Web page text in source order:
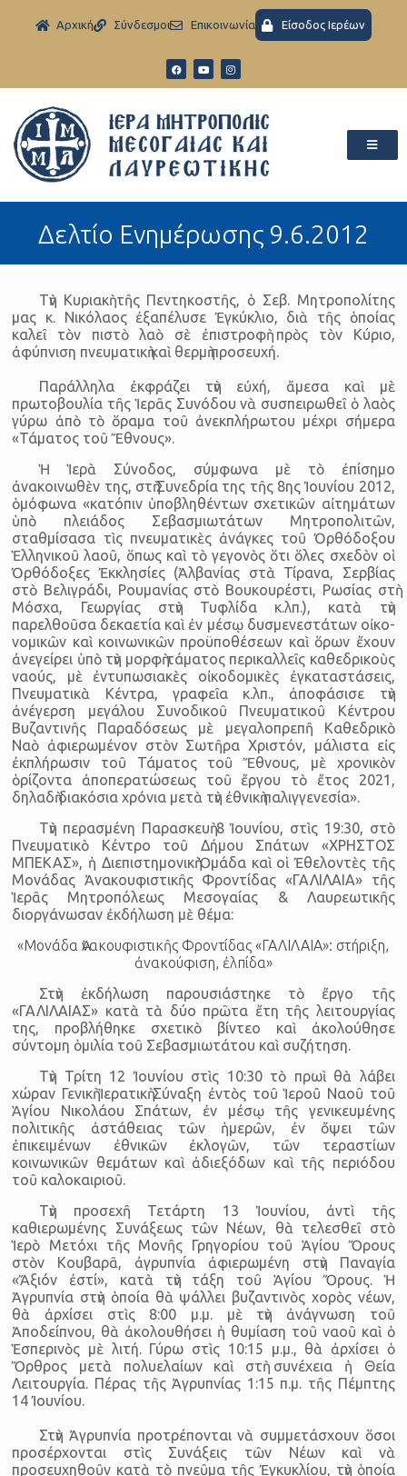
Aρχική Σύνδεσμοι Eπικοινωνία Είσοδος Ιερέων
Δελτίο Ενημέρωσης 9.6.2012
Τὴν Κυριακὴ τῆς Πεντηκοστῆς, ὁ Σεβ. Μητροπολίτης
μας κ. Νικόλαος ἐξα­πέλυσε Ἐγκύκλιο, διὰ τῆς ὁποίας
καλεῖ τὸν πιστὸ λαὸ σὲ ἐπιστροφὴ πρὸς τὸν Κύριο,
ἀφύπνιση πνευματικὴ καὶ θερμὴ προσευχή.
Παράλληλα ἐκφράζει τὴν εὐχή, ἄμεσα καὶ μὲ
πρωτοβουλία τῆς Ἱερᾶς Συνόδου νὰ συσπειρωθεῖ ὁ λαὸς
γύρω ἀπὸ τὸ ὅραμα τοῦ ἀνεκπλήρωτου μέχρι σήμερα
«Τά­μα­τος τοῦ Ἔθνους».
Ἡ Ἱερὰ Σύνοδος, σύμφωνα μὲ τὸ ἐπίσημο
ἀνακοινωθὲν της, στὴ Συνεδρία της τῆς 8ης Ἰουνίου 2012,
ὁμόφωνα «κατόπιν ὑποβληθέντων σχετικῶν αἰτημά­των
ὑπὸ πλειάδος Σεβασμιωτάτων Μητροπολιτῶν,
σταθμίσασα τὶς πνευμα­τι­κὲς ἀνά­γκες τοῦ Ὀρθόδοξου
Ἑλληνικοῦ λαοῦ, ὅπως καὶ τὸ γεγονὸς ὅτι ὅλες σχεδὸν οἱ
Ὀρθόδοξες Ἐκκλησίες (Ἀλβανίας στὰ Τίρανα, Σερβίας
στὸ Βελιγράδι, Ρουμανίας στὸ Βουκουρέστι, Ρωσίας στὴ
Μόσχα, Γεωργίας στὴν Τυφλίδα κ.λπ.), κατὰ τὴν
παρελθοῦσα δεκαετία καὶ ἐν μέσῳ δυσμενεστάτων οἰκο­
νομικῶν καὶ κοινωνικῶν προϋποθέσεων καὶ ὅρων ἔχουν
ἀνεγείρει ὑπὸ τὴν μορφὴ τάματος περικαλλεῖς καθεδρικοὺς
ναούς, μὲ ἐντυπωσιακὲς οἰκοδομικὲς ἐγκαταστάσεις,
Πνευματικὰ Κέντρα, γραφεῖα κ.λπ., ἀποφάσισε τὴν
ἀνέγερση μεγάλου Συνοδικοῦ Πνευματι­κοῦ Κέντρου
Βυζαντινῆς Παραδόσεως μὲ μεγαλο­πρεπῆ Καθεδρικὸ
Ναὸ ἀφιερω­μένον στὸν Σωτῆρα Χριστόν, μάλιστα εἰς
ἐκπλή­ρωσιν τοῦ Τάματος τοῦ Ἔθνους, μὲ χρονικὸν
ὁρίζοντα ἀποπερατώσεως τοῦ ἔργου τὸ ἔτος 2021,
δηλαδὴ διακόσια χρόνια μετὰ τὴν ἐθνικὴ παλιγγενεσία».
Τὴν περασμένη Παρασκευὴ 8 Ἰουνίου, στὶς 19:30, στὸ
Πνευματικὸ Κέντρο τοῦ Δήμου Σπάτων «ΧΡΗΣΤΟΣ
ΜΠΕΚΑΣ», ἡ Διεπιστημονικὴ Ὁμάδα καὶ οἱ Ἐθελοντὲς τῆς
Μονάδας Ἀνακουφιστικῆς Φροντίδας «ΓΑΛΙΛΑΙΑ» τῆς
Ἱερᾶς Μητροπόλεως Μεσογαίας & Λαυρεωτικῆς
διοργάνωσαν ἐκδή­λωση μὲ θέμα:
«Μονάδα Ἀνακουφιστικῆς Φροντίδας «ΓΑΛΙΛΑΙΑ»: στήριξη,
ἀνακούφιση, ἐλπίδα»
Στὴν ἐκδήλωση παρουσιάστηκε τὸ ἔργο τῆς
«ΓΑΛΙΛΑΙΑΣ» κατὰ τὰ δύο πρῶτα ἔτη τῆς λειτουργίας
της, προβλήθηκε σχετικὸ βίντεο καὶ ἀκολούθησε
σύντομη ὁμιλία τοῦ Σεβασμιωτάτου καὶ συζή­τηση.
Τὴν Τρίτη 12 Ἰουνίου στὶς 10:30 τὸ πρωὶ θὰ λάβει
χώραν Γενικὴ Ἱερατικὴ Σύναξη ἐντὸς τοῦ Ἱεροῦ Ναοῦ τοῦ
Ἁγίου Νικολάου Σπάτων, ἐν μέσῳ τῆς γενικευμένης
πολιτικῆς ἀστάθειας τῶν ἡμερῶν, ἐν ὄψει τῶν
ἐπικειμένων ἐθνικῶν ἐκλογῶν, τῶν τεραστίων
κοινωνικῶν θεμάτων καὶ ἀδιεξόδων καὶ τῆς περιόδου
τοῦ καλοκαιριοῦ.
Τὴν προσεχῆ Τετάρτη 13 Ἰουνίου, ἀντὶ τῆς
καθιερωμένης Συνάξεως τῶν Νέων, θὰ τελεσθεῖ στὸ
Ἱερὸ Μετόχι τῆς Μονῆς Γρηγορίου τοῦ Ἁγίου Ὄρους
στὸν Κου­βαρᾶ, ἀγρυπνία ἀφιερωμένη στὴν Παναγία
«Ἄξιόν ἐστί», κατὰ τὴν τάξη τοῦ Ἁγίου Ὄρους. Ἡ
Ἀγρυπνία στὴν ὁποία θὰ ψάλλει βυζαντινὸς χορὸς νέων,
θὰ ἀρχίσει στὶς 8:00 μ.μ. μὲ τὴν ἀνάγνωση τοῦ
Ἀποδείπνου, θὰ ἀκο­λου­θήσει ἡ θυμίαση τοῦ ναοῦ καὶ ὁ
Ἑσπερινὸς μὲ λιτή. Γύρω στὶς 10:15 μ.μ., θὰ ἀρχίσει ὁ
Ὄρθρος μετὰ πολυελαίων καὶ στὴ συνέχεια ἡ Θεία
Λειτουργία. Πέρας τῆς Ἀγρυ­πνίας 1:15 π.μ. τῆς Πέμπτης
14 Ἰουνίου.
Στὴν Ἀγρυπνία προτρέπονται νὰ συμμετάσχουν ὅσοι
προσέρχονται στὶς Συνάξεις τῶν Νέων καὶ νὰ
προσευχηθοῦν κατὰ τὸ πνεῦμα τῆς Ἐγκυκλίου, τὴν ὁποία